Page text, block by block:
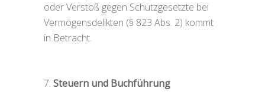
oder Verstoß gegen Schutzgesetzte bei
Vermögensdelikten (§ 823 Abs. 2) kommt
in Betracht.
Steuern und Buchführung